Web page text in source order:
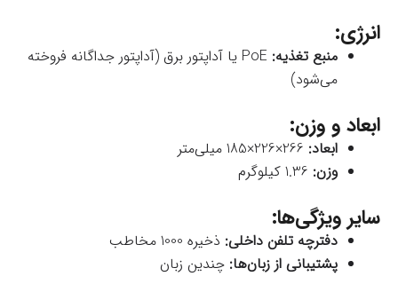
انرژی:
منبع تغذیه:
PoE یا آداپتور برق (آداپتور جداگانه فروخته
می‌شود)
ابعاد و وزن:
ابعاد:
وزن:
سایر ویژگی‌ها:
دفترچه تلفن داخلی: ذخیره 1000 مخاطب
پشتیبانی از زبان‌ها: چندین زبان